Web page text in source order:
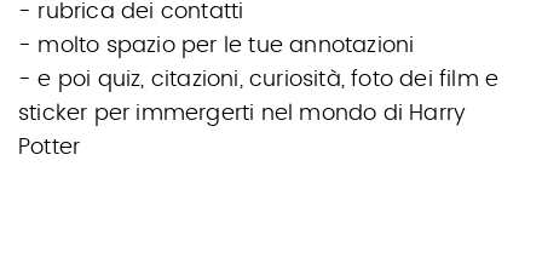
- rubrica dei contatti
- molto spazio per le tue annotazioni
- e poi quiz, citazioni, curiosità, foto dei film e
sticker per immergerti nel mondo di Harry
Potter